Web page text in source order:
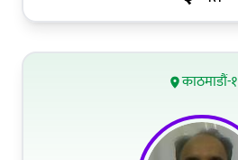
काठमाडौं-१